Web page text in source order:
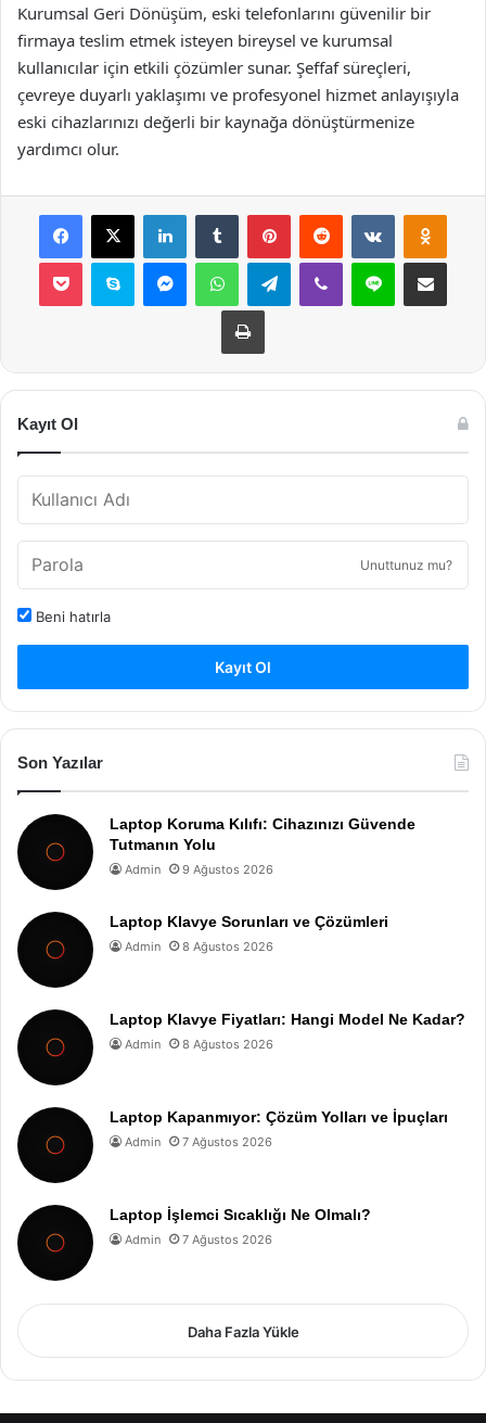
Kurumsal Geri Dönüşüm, eski telefonlarını güvenilir bir
firmaya teslim etmek isteyen bireysel ve kurumsal
kullanıcılar için etkili çözümler sunar. Şeffaf süreçleri,
çevreye duyarlı yaklaşımı ve profesyonel hizmet anlayışıyla
eski cihazlarınızı değerli bir kaynağa dönüştürmenize
yardımcı olur.
Facebook
X LinkedInTumblr PinterestReddit VKontakte
Pocket Skype MessengerWhatsAppTelegramViber Line E-Posta ile
Yazdır
Kayıt Ol
Unuttunuz mu?
Beni hatırla
Kayıt Ol
Son Yazılar
Laptop Koruma Kılıfı: Cihazınızı Güvende
Tutmanın Yolu
Admin 9 Ağustos 2026
Laptop Klavye Sorunları ve Çözümleri
Admin 8 Ağustos 2026
Laptop Klavye Fiyatları: Hangi Model Ne Kadar?
Admin 8 Ağustos 2026
Laptop Kapanmıyor: Çözüm Yolları ve İpuçları
Admin 7 Ağustos 2026
Laptop İşlemci Sıcaklığı Ne Olmalı?
Admin 7 Ağustos 2026
Daha Fazla Yükle